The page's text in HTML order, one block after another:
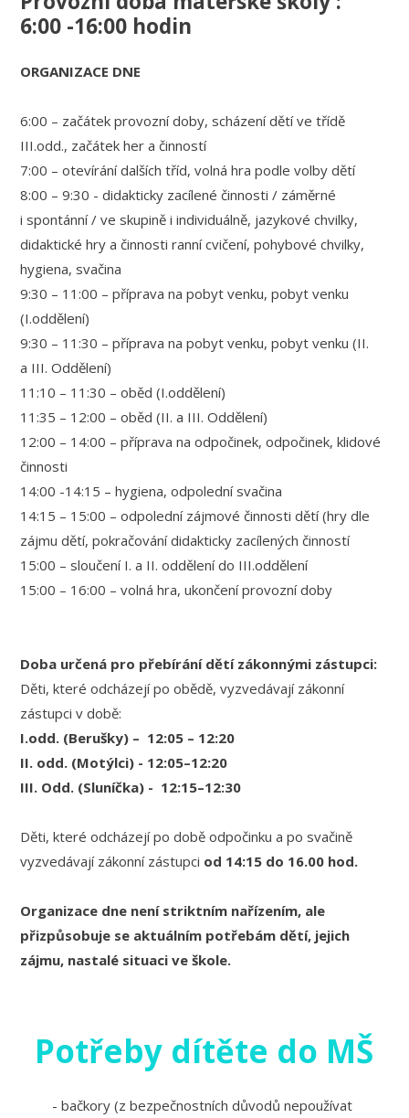
6:00 -16:00 hodin
ORGANIZACE DNE
6:00 – začátek provozní doby, scházení dětí ve třídě
III.odd., začátek her a činností
7:00 – otevírání dalších tříd, volná hra podle volby dětí
8:00 – 9:30 - didakticky zacílené činnosti / záměrné
i spontánní / ve skupině i individuálně, jazykové chvilky,
didaktické hry a činnosti ranní cvičení, pohybové chvilky,
hygiena, svačina
9:30 – 11:00 – příprava na pobyt venku, pobyt venku
(I.oddělení)
9:30 – 11:30 – příprava na pobyt venku, pobyt venku (II.
a III. Oddělení)
11:10 – 11:30 – oběd (I.oddělení)
11:35 – 12:00 – oběd (II. a III. Oddělení)
12:00 – 14:00 – příprava na odpočinek, odpočinek, klidové
činnosti
14:00 -14:15 – hygiena, odpolední svačina
14:15 – 15:00 – odpolední zájmové činnosti dětí (hry dle
zájmu dětí, pokračování didakticky zacílených činností
15:00 – sloučení I. a II. oddělení do III.oddělení
15:00 – 16:00 – volná hra, ukončení provozní doby
Doba určená pro přebírání dětí zákonnými zástupci:
Děti, které odcházejí po obědě, vyzvedávají zákonní
zástupci v době:
I.odd. (Berušky) – 12:05 – 12:20
II. odd. (Motýlci) - 12:05–12:20
III. Odd. (Sluníčka) - 12:15–12:30
Děti, které odcházejí po době odpočinku a po svačině
vyzvedávají zákonní zástupci od 14:15 do 16.00 hod.
Organizace dne není striktním nařízením, ale
přizpůsobuje se aktuálním potřebám dětí, jejich
zájmu, nastalé situaci ve škole.
Potřeby dítěte do MŠ
- bačkory (z bezpečnostních důvodů nepoužívat